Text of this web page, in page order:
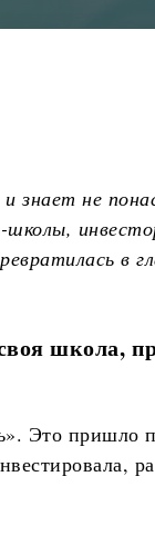
знает не
в
школа,
Это пришло